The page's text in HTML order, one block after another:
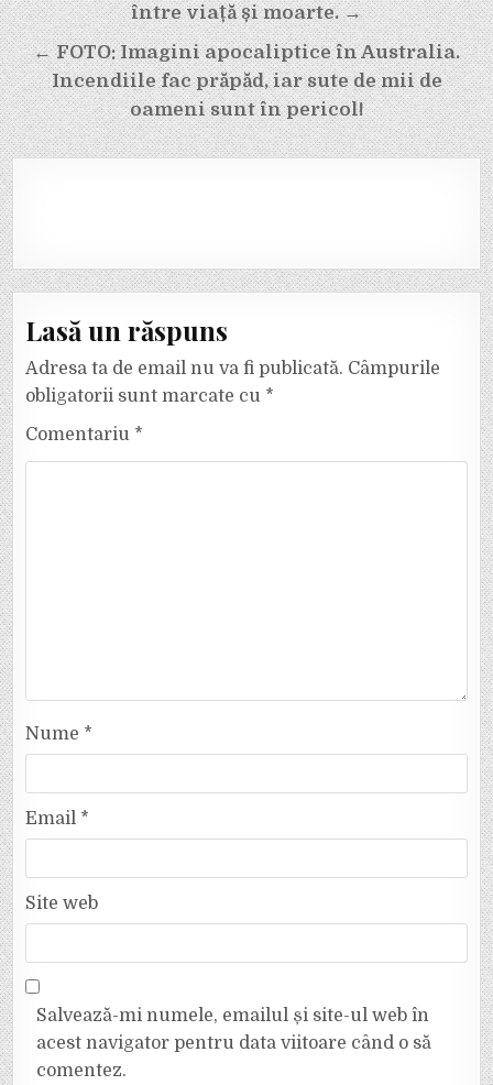
între viață și moarte. →
← FOTO: Imagini apocaliptice în Australia.
Incendiile fac prăpăd, iar sute de mii de
oameni sunt în pericol!
Lasă un răspuns
Adresa ta de email nu va fi publicată. Câmpurile
obligatorii sunt marcate cu *
Comentariu *
Nume *
Email *
Site web
Salvează-mi numele, emailul și site-ul web în
acest navigator pentru data viitoare când o să
comentez.